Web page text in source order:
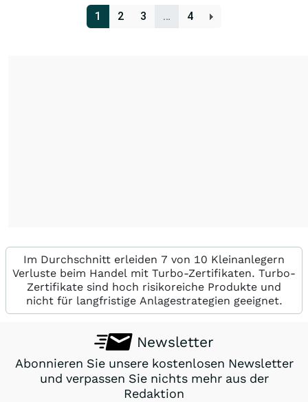
1 2 3 … 4
Im Durchschnitt erleiden 7 von 10 Kleinanlegern
Verluste beim Handel mit Turbo-Zertifikaten. Turbo-
Zertifikate sind hoch risikoreiche Produkte und
nicht für langfristige Anlagestrategien geeignet.
Newsletter
Abonnieren Sie unsere kostenlosen Newsletter
und verpassen Sie nichts mehr aus der
Redaktion